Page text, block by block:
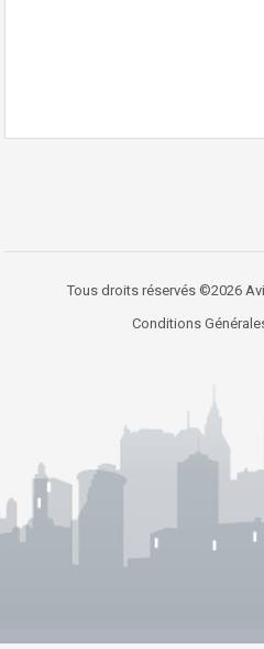
Tous droits réservés ©2026
Conditions